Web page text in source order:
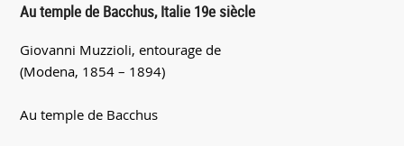
Au temple de Bacchus, Italie 19e siècle
Giovanni Muzzioli, entourage de
(Modena, 1854 – 1894)
Au temple de Bacchus